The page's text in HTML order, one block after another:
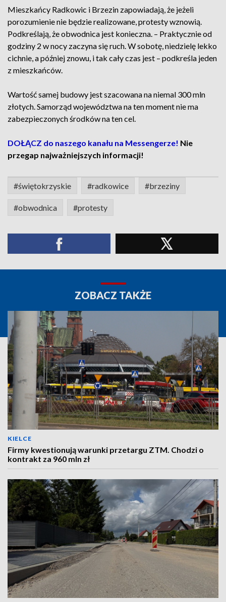
Mieszkańcy Radkowic i Brzezin zapowiadają, że jeżeli
porozumienie nie będzie realizowane, protesty wznowią.
Podkreślają, że obwodnica jest konieczna. – Praktycznie od
godziny 2 w nocy zaczyna się ruch. W sobotę, niedzielę lekko
cichnie, a później znowu, i tak cały czas jest – podkreśla jeden
z mieszkańców.
Wartość samej budowy jest szacowana na niemal 300 mln
złotych. Samorząd województwa na ten moment nie ma
zabezpieczonych środków na ten cel.
DOŁĄCZ do naszego kanału na Messengerze! Nie
przegap najważniejszych informacji!
#świętokrzyskie #radkowice #brzeziny
#obwodnica #protesty
ZOBACZ TAKŻE
KIELCE
Firmy kwestionują warunki przetargu ZTM. Chodzi o
kontrakt za 960 mln zł